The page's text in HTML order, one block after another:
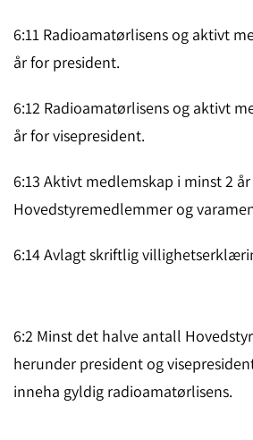
6:11 Radioamatørlisens og aktivt
år for ­president.
6:12 Radioamatørlisens og aktivt
år for visepre­si­dent.
6:13 Aktivt medlemskap i minst 2
Hovedstyremedlemmer og
6:14 Avlagt skriftlig
6:2 Minst det halve antall
herunder president og
inneha gyldig radioamatør­lisens.